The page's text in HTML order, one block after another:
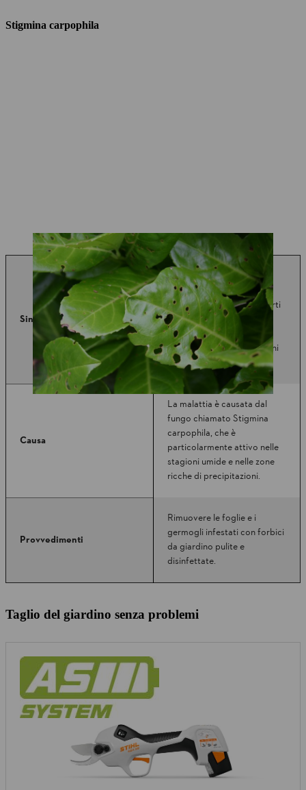
Stigmina carpophila
Sintomi
Da maggio sulle foglie
compaiono macchie da
rossastre a marroni. Le parti
infestate si inaridiscono e
cadono, e le foglie sembra
siano state colpite da pallini
di piombo.
Causa
La malattia è causata dal
fungo chiamato Stigmina
carpophila, che è
particolarmente attivo nelle
stagioni umide e nelle zone
ricche di precipitazioni.
Provvedimenti
Rimuovere le foglie e i
germogli infestati con forbici
da giardino pulite e
disinfettate.
Taglio del giardino senza problemi